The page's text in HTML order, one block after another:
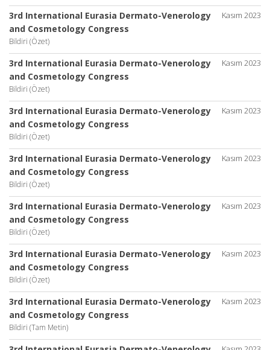
Kasım 2023
3rd International Eurasia Dermato-Venerology
and Cosmetology Congress
Bildiri (Özet)
Kasım 2023
3rd International Eurasia Dermato-Venerology
and Cosmetology Congress
Bildiri (Özet)
Kasım 2023
3rd International Eurasia Dermato-Venerology
and Cosmetology Congress
Bildiri (Özet)
Kasım 2023
3rd International Eurasia Dermato-Venerology
and Cosmetology Congress
Bildiri (Özet)
Kasım 2023
3rd International Eurasia Dermato-Venerology
and Cosmetology Congress
Bildiri (Özet)
Kasım 2023
3rd International Eurasia Dermato-Venerology
and Cosmetology Congress
Bildiri (Özet)
Kasım 2023
3rd International Eurasia Dermato-Venerology
and Cosmetology Congress
Bildiri (Tam Metin)